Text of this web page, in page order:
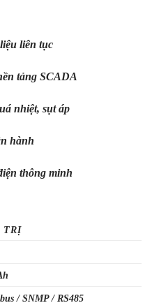
liên tục
tảng SCADA
nhiệt, sụt áp
hành
thông minh
TRỊ
/ SNMP / RS485